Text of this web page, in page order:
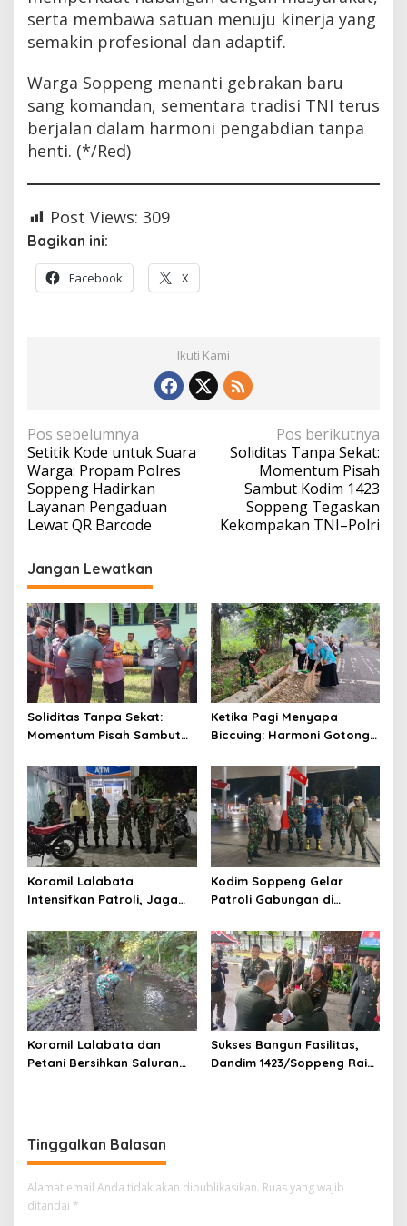
serta membawa satuan menuju kinerja yang
semakin profesional dan adaptif.
Warga Soppeng menanti gebrakan baru
sang komandan, sementara tradisi TNI terus
berjalan dalam harmoni pengabdian tanpa
henti. (*/Red)
Post Views: 309
Bagikan ini:
Facebook X
Ikuti Kami
Navigasi
pos
Pos sebelumnya
Setitik Kode untuk Suara
Warga: Propam Polres
Soppeng Hadirkan
Layanan Pengaduan
Lewat QR Barcode
Pos berikutnya
Soliditas Tanpa Sekat:
Momentum Pisah
Sambut Kodim 1423
Soppeng Tegaskan
Kekompakan TNI–Polri
Jangan Lewatkan
Soliditas Tanpa Sekat:
Momentum Pisah Sambut
Tegaskan Kekompakan TNI–
Polri
Ketika Pagi Menyapa
Biccuing: Harmoni Gotong
Kembali Saluran Kayangan
Koramil Lalabata
Intensifkan Patroli, Jaga
Masyarakat
Kodim Soppeng Gelar
Patroli Gabungan di
Koramil Lalabata dan
Petani Bersihkan Saluran
Sukses Bangun Fasilitas,
Dandim 1423/Soppeng Raih
Tinggalkan Balasan
Alamat email Anda tidak akan dipublikasikan. Ruas yang wajib
ditandai *